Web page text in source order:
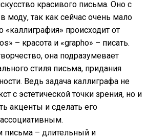
красивого письма. Оно с
моду, так как сейчас очень мало
«каллиграфия» происходит от
– красота и «graphо» – писать.
она подразумевает
стиля письма, придания
Ведь задача каллиграфа не
с эстетической точки зрения, но и
акценты и сделать его
– длительный и